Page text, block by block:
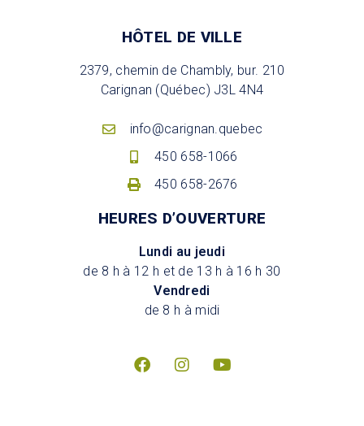
HÔTEL DE VILLE
2379, chemin de Chambly, bur. 210
Carignan (Québec) J3L 4N4
info@carignan.quebec
450 658-1066
450 658-2676
HEURES D’OUVERTURE
Lundi au jeudi
de 8 h à 12 h et de 13 h à 16 h 30
Vendredi
de 8 h à midi